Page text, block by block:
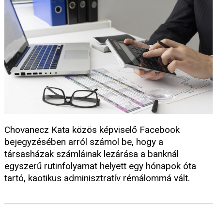
Chovanecz Kata közös képviselő Facebook
bejegyzésében arról számol be, hogy a
társasházak számláinak lezárása a banknál
egyszerű rutinfolyamat helyett egy hónapok óta
tartó, kaotikus adminisztratív rémálommá vált.